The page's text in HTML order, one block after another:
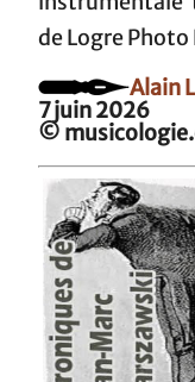
de Logre
Alain
7 juin 2026
©